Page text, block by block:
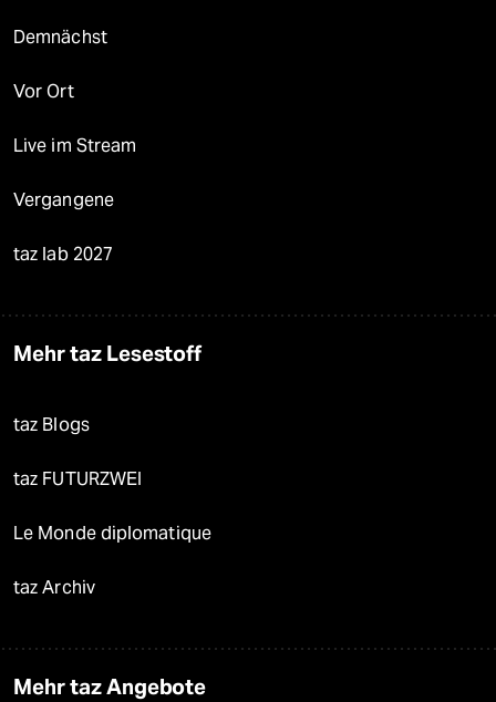
Demnächst
Vor Ort
Live im Stream
Vergangene
taz lab 2027
Mehr taz Lesestoff
taz Blogs
taz FUTURZWEI
Le Monde diplomatique
taz Archiv
Mehr taz Angebote